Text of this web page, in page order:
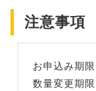
注意事項
お申込み期
数量変更期